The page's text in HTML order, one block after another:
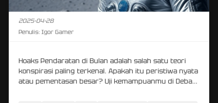
2025-04-28
Penulis: Igor Gamer
Hoaks Pendaratan di Bulan adalah salah satu teori
konspirasi paling terkenal. Apakah itu peristiwa nyata
atau pementasan besar? Uji kemampuanmu di Debate